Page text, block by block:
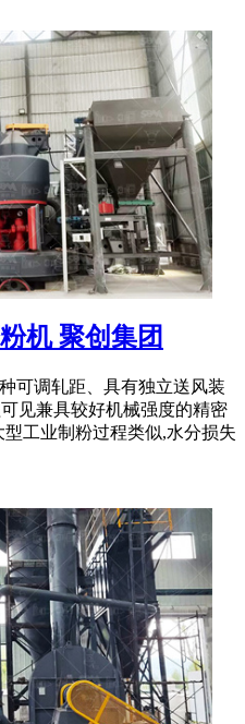
机 聚创集团
可调轧距、具有独立送风装
见兼具较好机械强度的精密
工业制粉过程类似,水分损失